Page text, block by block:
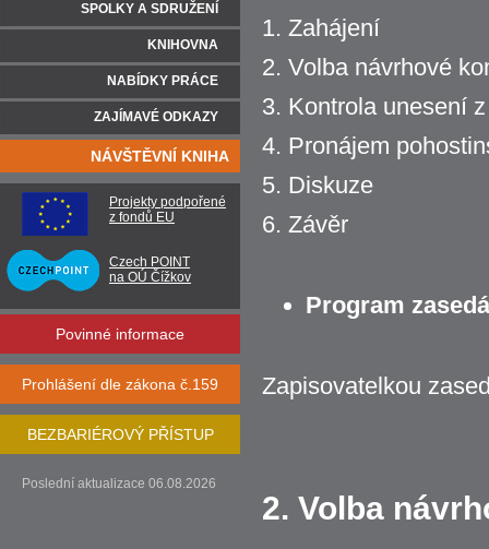
1. Zahájení
2. Volba návrhové
3. Kontrola unesení
4. Pronájem
5. Diskuze
6. Závěr
Program
Zapisovatelkou
2. Volba
SPOLKY A SDRUŽENÍ
KNIHOVNA
NABÍDKY PRÁCE
ZAJÍMAVÉ ODKAZY
NÁVŠTĚVNÍ KNIHA
Projekty podpořené
z fondů EU
Czech POINT
na OÚ Čížkov
Povinné informace
Prohlášení dle zákona č.159
BEZBARIÉROVÝ PŘÍSTUP
Poslední aktualizace 06.08.2026